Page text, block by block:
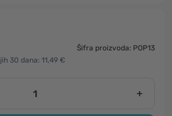
Šifra proizvoda: POP13
30 dana: 11,49 €
+